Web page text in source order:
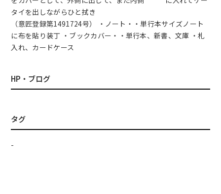
タイを出しながらひと拭き
（意匠登録第1491724号） ・ノート・・単行本サイズノート
に布を貼り装丁 ・ブックカバー・・単行本、新書、文庫 ・札
入れ、カードケース
HP・ブログ
タグ
-